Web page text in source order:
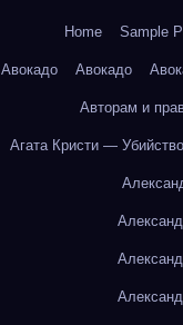
Home Sample
Авокадо Авокадо
Авторам и
Агата Кристи —